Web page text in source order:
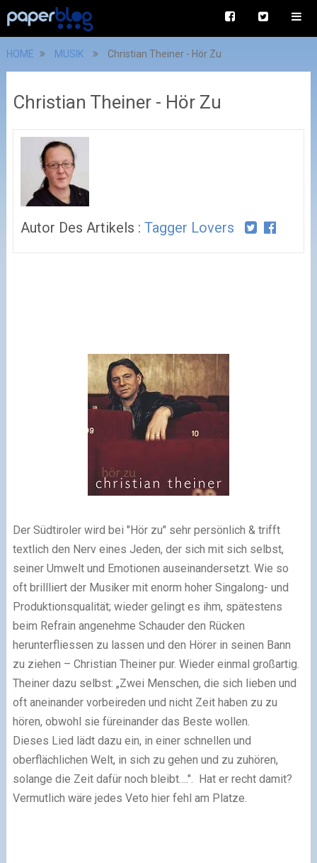
HOME MUSIK Christian Theiner - Hör Zu
Christian Theiner - Hör Zu
Autor Des Artikels : Tagger Lovers
Der Südtiroler wird bei "Hör zu" sehr persönlich & trifft
textlich den Nerv eines Jeden, der sich mit sich selbst,
seiner Umwelt und Emotionen auseinandersetzt. Wie so
oft brillliert der Musiker mit enorm hoher Singalong- und
Produktionsqualität; wieder gelingt es ihm, spätestens
beim Refrain angenehme Schauder den Rücken
herunterfliessen zu lassen und den Hörer in seinen Bann
zu ziehen – Christian Theiner pur. Wieder einmal großartig.
Theiner dazu selbst: „Zwei Menschen, die sich lieben und
oft aneinander vorbeireden und nicht Zeit haben zu zu
hören, obwohl sie füreinander das Beste wollen.
Dieses Lied lädt dazu ein, in einer schnellen und
oberflächlichen Welt, in sich zu gehen und zu zuhören,
solange die Zeit dafür noch bleibt….". Hat er recht damit?
Vermutlich wäre jedes Veto hier fehl am Platze.